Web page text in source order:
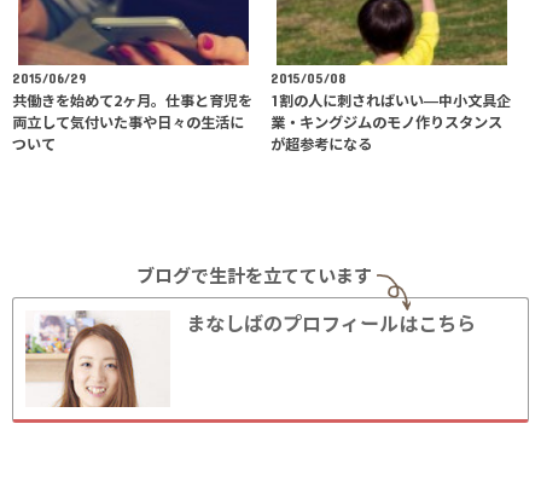
2015/06/29
共働きを始めて2ヶ月。仕事と育児を
両立して気付いた事や日々の生活に
ついて
2015/05/08
1割の人に刺さればいい―中小文具企
業・キングジムのモノ作りスタンス
が超参考になる
ブログで生計を立てています
まなしばのプロフィールはこちら